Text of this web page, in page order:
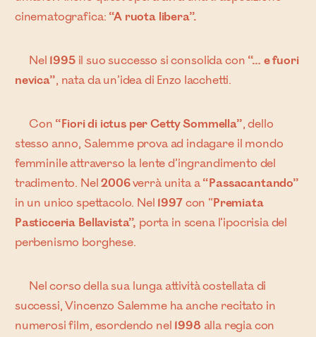
cinematografica: “A ruota libera”.
Nel 1995il suo successo si consolida con “… e fuori
nevica”, nata da un’idea di Enzo Iacchetti.
Con “Fiori di ictus per Cetty Sommella”, dello
stesso anno, Salemme prova ad indagare il mondo
femminile attraverso la lente d’ingrandimento del
tradimento. Nel2006verrà unita a“Passacantando”
in un unico spettacolo. Nel 1997 con “Premiata
Pasticceria Bellavista”, porta in scena l’ipocrisia del
perbenismo borghese.
Nel corso della sua lunga attività costellata di
successi, Vincenzo Salemme ha anche recitato in
numerosi film, esordendo nel 1998 alla regia con